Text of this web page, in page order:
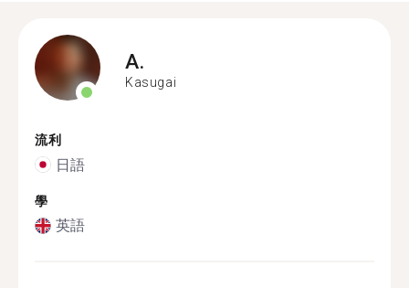
A.
Kasugai
流利
日語
學
英語